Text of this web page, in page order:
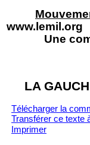
www.lemil.org
Une
LA
Télécharger la
Transférer ce texte
Imprimer